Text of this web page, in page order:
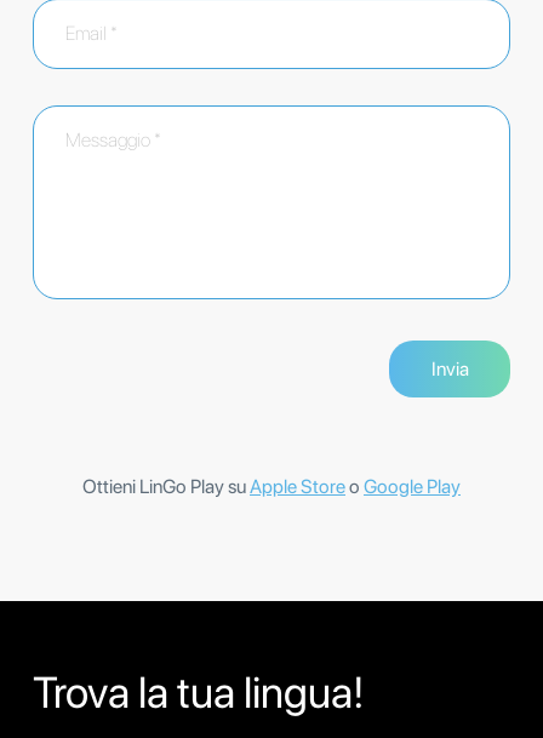
Ottieni LinGo Play suApple Storeo Google Play
Trova la tua lingua!